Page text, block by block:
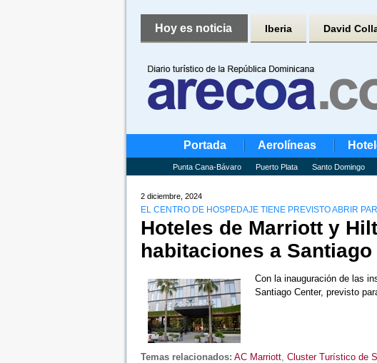
Hoy es noticia Iberia David
Portada Aerolíneas
Punta Cana-Bávaro Puerto Plata Santo Domingo
2 diciembre, 2024
EL CENTRO DE HOSPEDAJE TIENE PREVISTO ABRIR
Hoteles de Marriott y
habitaciones a Santiago
Con la inauguración de las
Santiago Center, previsto
Temas relacionados: AC Marriott, Cluster Turístico de